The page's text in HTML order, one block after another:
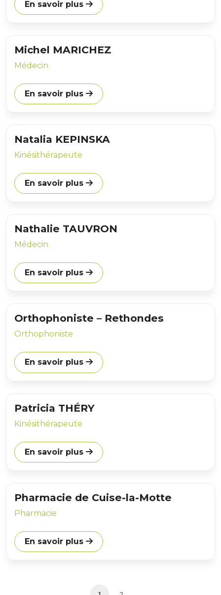
En savoir plus
Michel MARICHEZ
Médecin
En savoir plus
Natalia KEPINSKA
Kinésithérapeute
En savoir plus
Nathalie TAUVRON
Médecin
En savoir plus
Orthophoniste – Rethondes
Orthophoniste
En savoir plus
Patricia THÉRY
Kinésithérapeute
En savoir plus
Pharmacie de Cuise-la-Motte
Pharmacie
En savoir plus